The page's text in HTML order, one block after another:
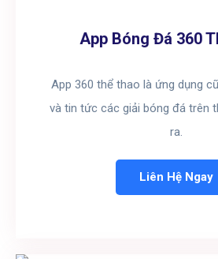
App Bóng Đá 360
App 360 thể thao là ứng dụng
và tin tức các giải bóng đá trên
ra.
Liên Hệ Ngay